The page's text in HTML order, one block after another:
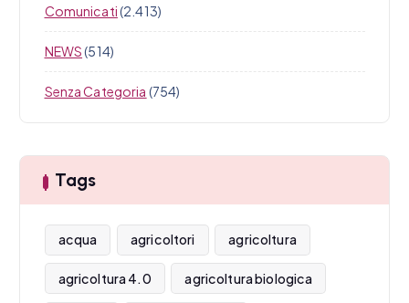
Comunicati(2.413)
NEWS(514)
Senza Categoria (754)
Tags
acqua agricoltori agricoltura
agricoltura 4.0 agricoltura biologica